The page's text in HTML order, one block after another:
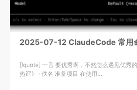
2025-07-12 ClaudeCode 常用
[!quote] 一言 要优秀啊，不然怎么遇见优
热评》 · 佚名 准备项目 在使用…